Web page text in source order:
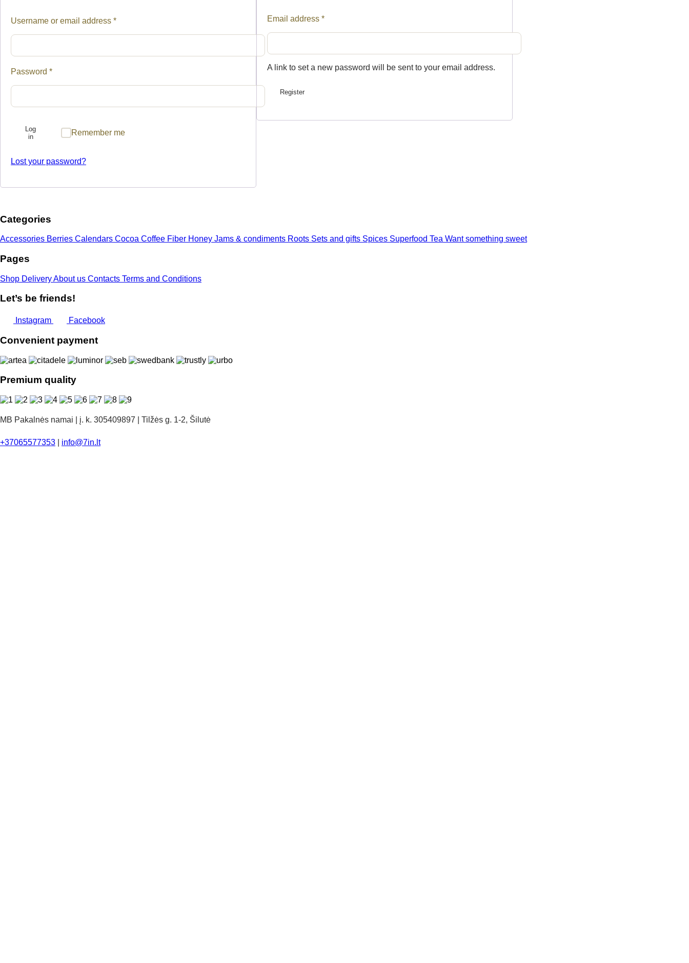
Username or email address *Required
Password *Required
Log
in
Remember me
Lost your password?
Email address *Required
A link to set a new password will be sent to your email address.
Register
Categories
Accessories Berries Calendars Cocoa Coffee Fiber Honey Jams & condiments Roots Sets and gifts Spices Superfood Tea Want something sweet
Pages
Shop DeliveryAbout us Contacts Terms and Conditions
Let’s be friends!
Instagram Facebook
Convenient payment
Premium quality
MB Pakalnės namai | į. k. 305409897 | Tilžės g. 1-2, Šilutė
+37065577353 info@7in.lt